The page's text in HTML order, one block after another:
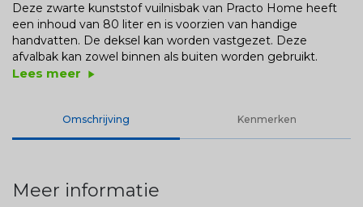
Deze zwarte kunststof vuilnisbak van Practo Home heeft
een inhoud van 80 liter en is voorzien van handige
handvatten. De deksel kan worden vastgezet. Deze
afvalbak kan zowel binnen als buiten worden gebruikt.
Lees meer play_arrow
Omschrijving Kenmerken
Meer informatie